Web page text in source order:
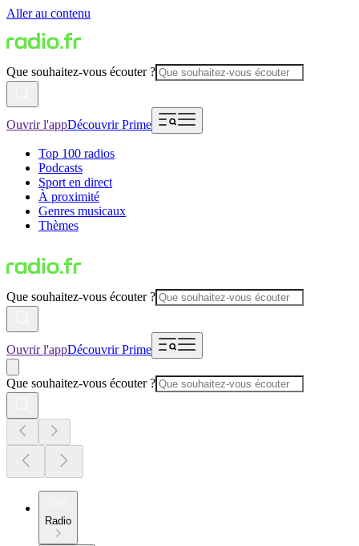
Aller au contenu
Que souhaitez-vous écouter ?
Ouvrir l'appDécouvrir Prime
Top 100 radios
Podcasts
Sport en direct
À proximité
Genres musicaux
Thèmes
Que souhaitez-vous écouter ?
Ouvrir l'appDécouvrir Prime
Que souhaitez-vous écouter ?
Radio